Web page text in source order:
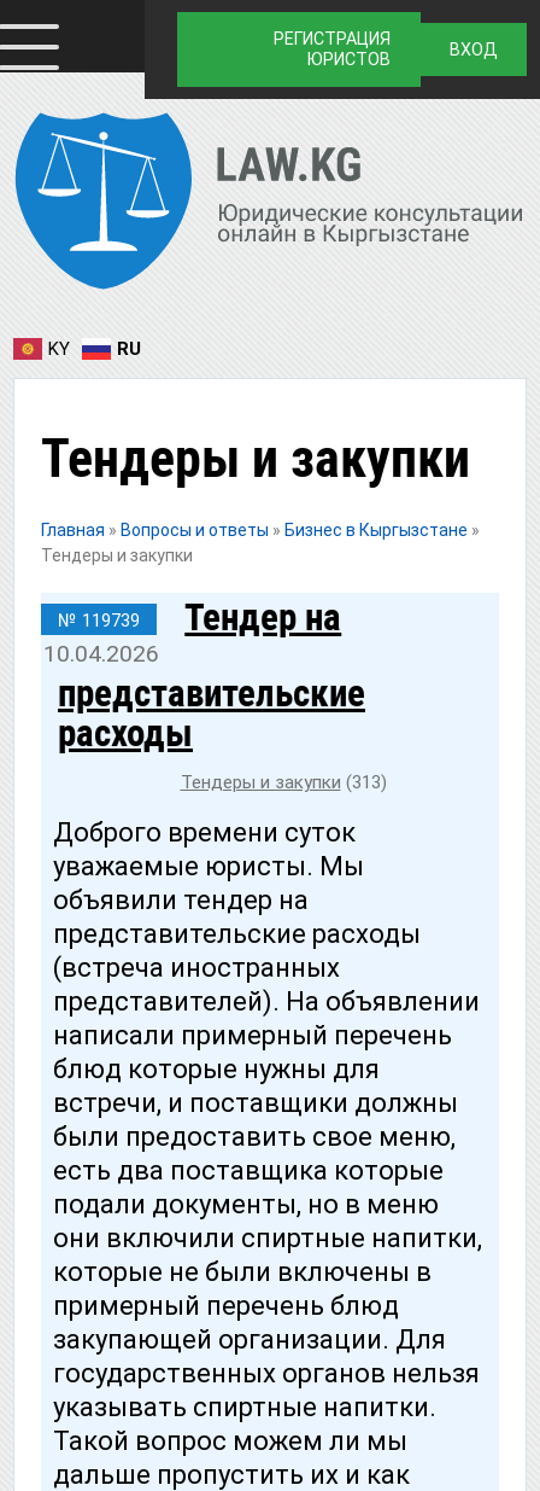
РЕГИСТРАЦИЯ
ЮРИСТОВ
ВХОД
KY RU
Тендеры и закупки
Главная » Вопросы и ответы » Бизнес в Кыргызстане »
Тендеры и закупки
№ 119739
10.04.2026
Тендер на
представительские
расходы
Тендеры и закупки (313)
Доброго времени суток
уважаемые юристы. Мы
объявили тендер на
представительские расходы
(встреча иностранных
представителей). На объявлении
написали примерный перечень
блюд которые нужны для
встречи, и поставщики должны
были предоставить свое меню,
есть два поставщика которые
подали документы, но в меню
они включили спиртные напитки,
которые не были включены в
примерный перечень блюд
закупающей организации. Для
государственных органов нельзя
указывать спиртные напитки.
Такой вопрос можем ли мы
дальше пропустить их и как